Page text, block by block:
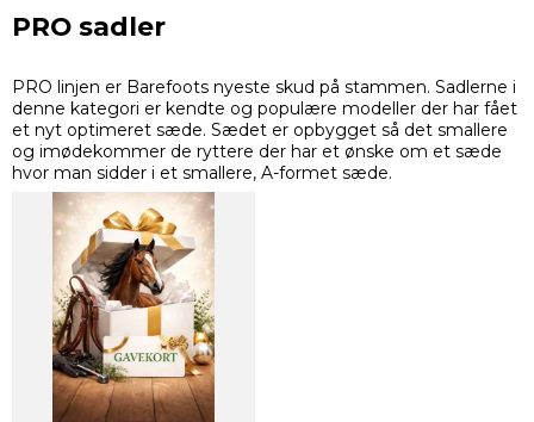
PRO sadler
PRO linjen er Barefoots nyeste skud på stammen. Sadlerne i
denne kategori er kendte og populære modeller der har fået
et nyt optimeret sæde. Sædet er opbygget så det smallere
og imødekommer de ryttere der har et ønske om et sæde
hvor man sidder i et smallere, A-formet sæde.